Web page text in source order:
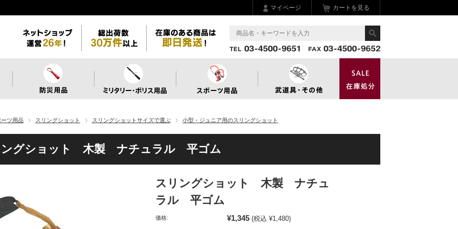
マイページ カートを見る
ーツ用品 スリングショット スリングショットサイズで選ぶ 小型・ジュニア用のスリングショット
ングショット 木製 ナチュラル 平ゴム
スリングショット 木製 ナチュ
ラル 平ゴム
価格: ¥1,345 (税込 ¥1,480)